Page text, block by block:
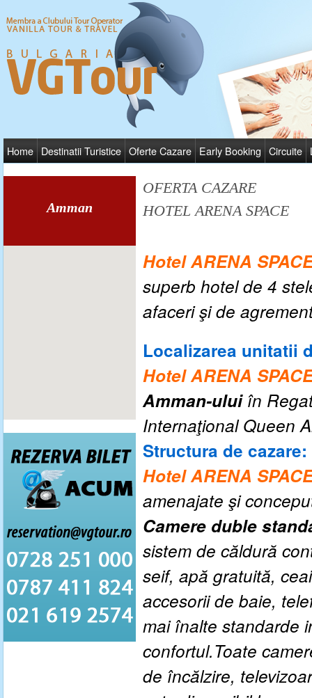
Home Destinatii Turistice Oferte Cazare Early Booking Circuite
Amman
OFERTA CAZARE
HOTEL ARENA SPACE
HotelARENA
superb hotel de 4
afaceri şi de
Localizarea unitatii
HotelARENA
Amman-uluiîn
Internaţional Queen
Structura de cazare:
HotelARENA
amenajate şi
Camere duble
sistem de căldură
seif, apă gratuită,
accesorii de baie,
mai înalte standarde
confortul.Toate
de încălzire,